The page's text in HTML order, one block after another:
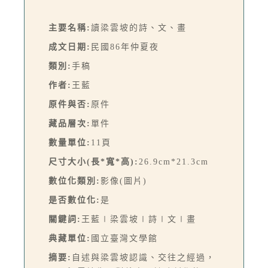
主要名稱: 讀梁雲坡的詩、文、畫
成文日期: 民國86年仲夏夜
類別: 手稿
作者: 王藍
原件與否: 原件
藏品層次: 單件
數量單位: 11頁
尺寸大小(長*寬*高): 26.9cm*21.3cm
數位化類別: 影像(圖片)
是否數位化: 是
關鍵詞: 王藍∣梁雲坡∣詩∣文∣畫
典藏單位: 國立臺灣文學館
摘要: 自述與梁雲坡認識、交往之經過，